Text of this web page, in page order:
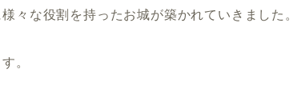
々な役割を持ったお城が築かれていきました。
。